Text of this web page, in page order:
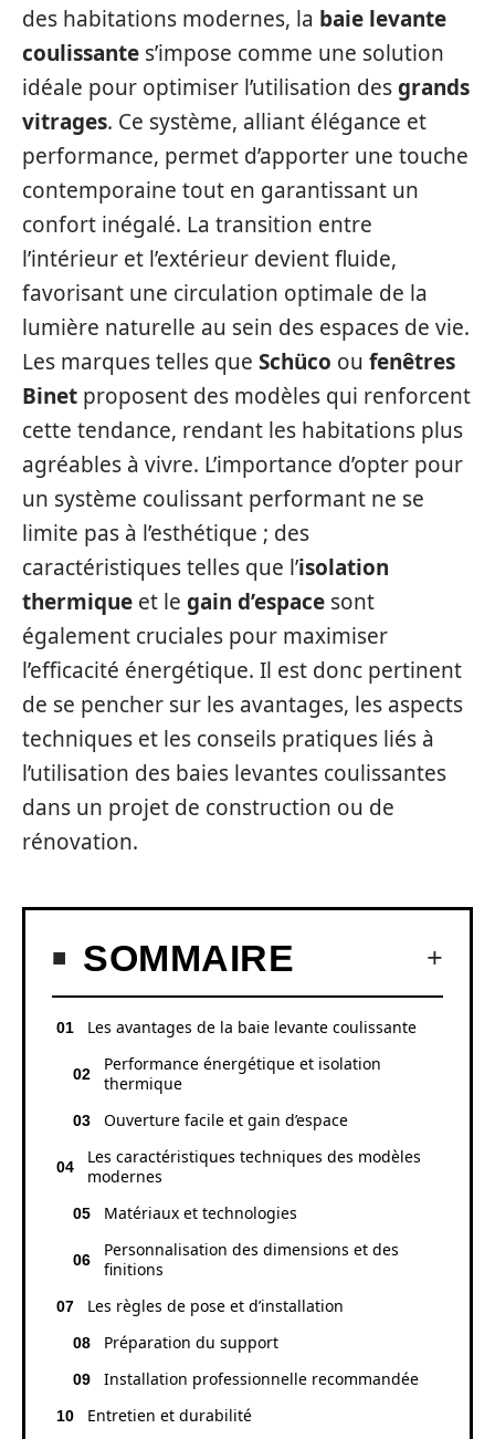
des habitations modernes, la baie levante
coulissante s’impose comme une solution
idéale pour optimiser l’utilisation desgrands
vitrages. Ce système, alliant élégance et
performance, permet d’apporter une touche
contemporaine tout en garantissant un
confort inégalé. La transition entre
l’intérieur et l’extérieur devient fluide,
favorisant une circulation optimale de la
lumière naturelle au sein des espaces de vie.
Les marques telles que Schüco ou fenêtres
Binet proposent des modèles qui renforcent
cette tendance, rendant les habitations plus
agréables à vivre. L’importance d’opter pour
un système coulissant performant ne se
limite pas à l’esthétique ; des
caractéristiques telles que l’isolation
thermique et le gain d’espace sont
également cruciales pour maximiser
l’efficacité énergétique. Il est donc pertinent
de se pencher sur les avantages, les aspects
techniques et les conseils pratiques liés à
l’utilisation des baies levantes coulissantes
dans un projet de construction ou de
rénovation.
SOMMAIRE
Les avantages de la baie levante coulissante
Performance énergétique et isolation
thermique
Ouverture facile et gain d’espace
Les caractéristiques techniques des modèles
modernes
Matériaux et technologies
Personnalisation des dimensions et des
finitions
Les règles de pose et d’installation
Préparation du support
Installation professionnelle recommandée
Entretien et durabilité